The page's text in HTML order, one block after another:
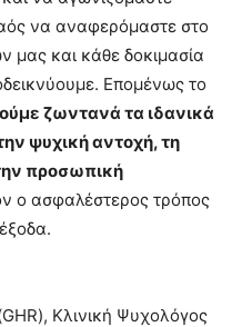
να αναφερόμαστε στο
μας και κάθε δοκιμασία
Επομένως το
ζωντανά τα ιδανικά
ψυχική αντοχή, τη
προσωπική
ο ασφαλέστερος τρόπος
Κλινική Ψυχολόγος